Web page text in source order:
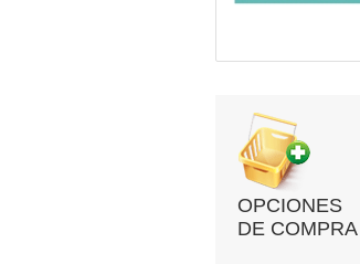
OPCIONES
DE COMPRA